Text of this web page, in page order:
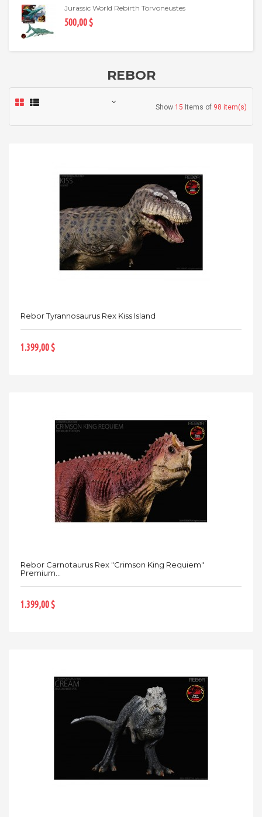
Jurassic World Rebirth Torvoneustes
500,00 $
REBOR
Show 15 Items of 98 item(s)
Rebor Tyrannosaurus Rex Kiss Island
1.399,00 $
Rebor Carnotaurus Rex "Crimson King Requiem"
Premium...
1.399,00 $